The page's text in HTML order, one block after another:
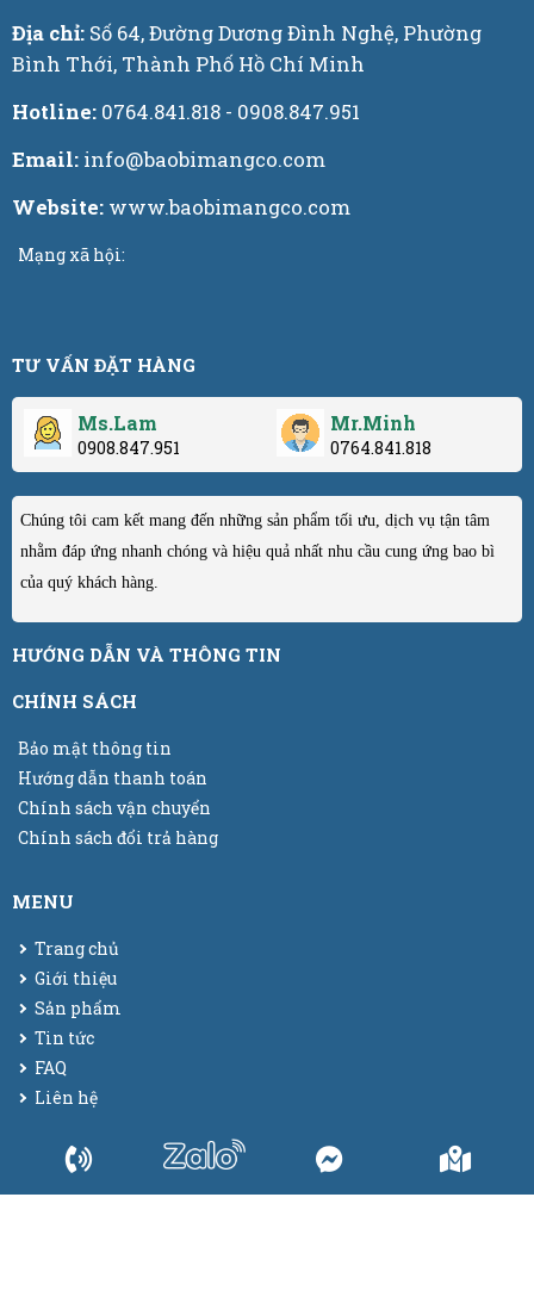
Địa chỉ: Số 64, Đường Dương Đình Nghệ, Phường
Bình Thới, Thành Phố Hồ Chí Minh
Hotline: 0764.841.818 - 0908.847.951
Email: info@baobimangco.com
Website: www.baobimangco.com
Mạng xã hội:
TƯ VẤN ĐẶT HÀNG
Ms.Lam
0908.847.951
Mr.Minh
0764.841.818
Chúng tôi cam kết mang đến những sản phẩm tối ưu, dịch vụ tận tâm
nhằm đáp ứng nhanh chóng và hiệu quả nhất nhu cầu cung ứng bao bì
của quý khách hàng.
HƯỚNG DẪN VÀ THÔNG TIN
CHÍNH SÁCH
Bảo mật thông tin
Hướng dẫn thanh toán
Chính sách vận chuyển
Chính sách đổi trả hàng
MENU
Trang chủ
Giới thiệu
Sản phẩm
Tin tức
FAQ
Liên hệ
Bao bì màng co